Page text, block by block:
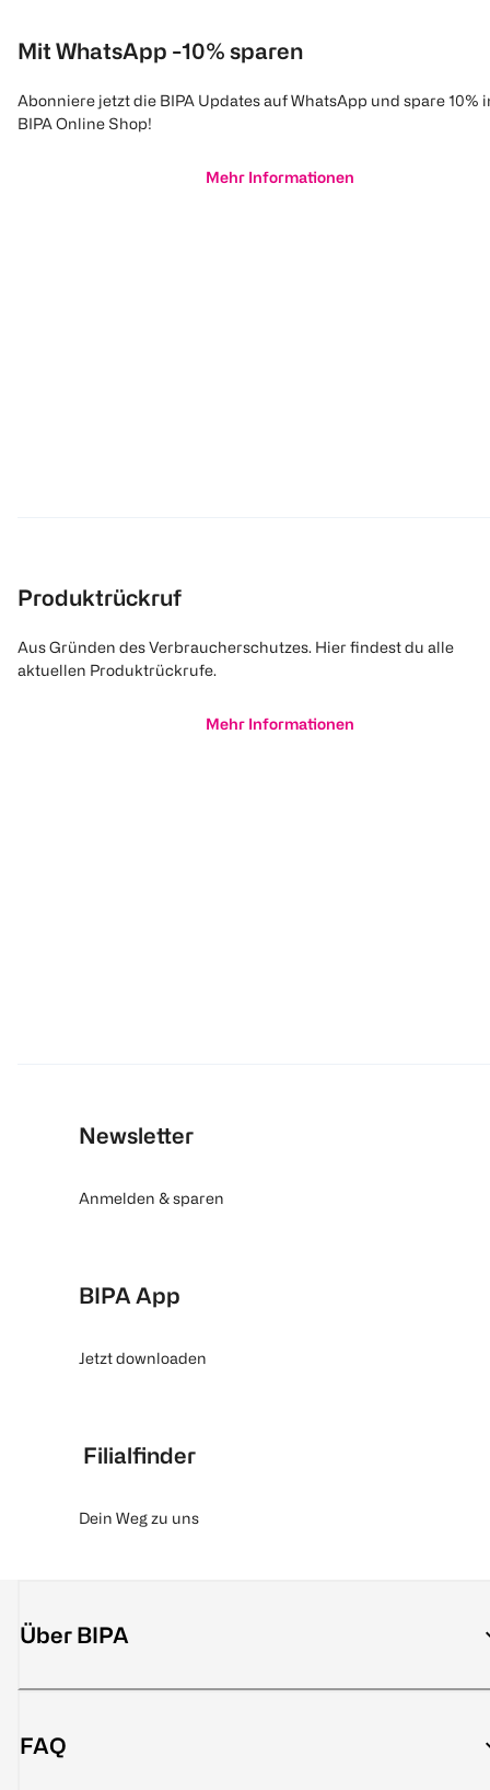
Mit WhatsApp -10% sparen
Abonniere jetzt die BIPA Updates auf WhatsApp und spare 10%
BIPA Online Shop!
Mehr Informationen
Produktrückruf
Aus Gründen des Verbraucherschutzes. Hier findest du alle
aktuellen Produktrückrufe.
Mehr Informationen
Newsletter
Anmelden & sparen
BIPA App
Jetzt downloaden
Filialfinder
Dein Weg zu uns
Über BIPA
FAQ